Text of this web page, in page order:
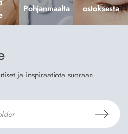
Pohjanmaalta
ostoksesta
ja inspiraatiota suoraan